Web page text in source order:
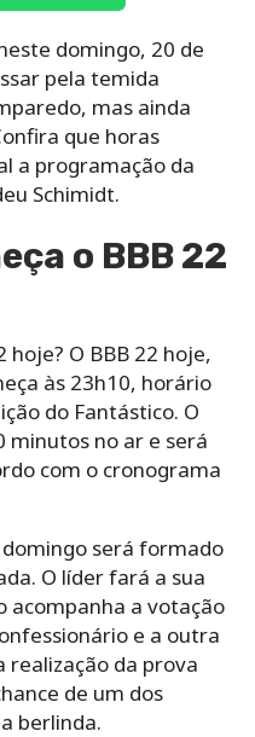
domingo, 20 de
pela temida
mas ainda
que horas
a programação da
Schimidt.
o BBB 22
hoje? O BBB 22 hoje,
às 23h10, horário
do Fantástico. O
minutos no ar e será
com o cronograma
será formado
O líder fará a sua
acompanha a votação
e a outra
da prova
de um dos
berlinda.